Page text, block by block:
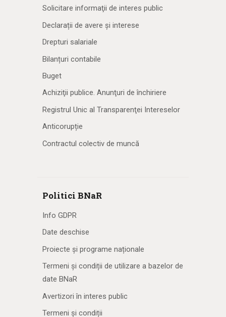
Solicitare informaţii de interes public
Declarații de avere și interese
Drepturi salariale
Bilanțuri contabile
Buget
Achiziţii publice. Anunţuri de închiriere
Registrul Unic al Transparenţei Intereselor
Anticorupție
Contractul colectiv de muncă
Politici BNaR
Info GDPR
Date deschise
Proiecte și programe naționale
Termeni și condiții de utilizare a bazelor de
date BNaR
Avertizori în interes public
Termeni și condiții